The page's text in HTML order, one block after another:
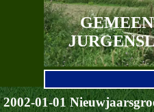
Ga naar de inhoud
2002-01-01